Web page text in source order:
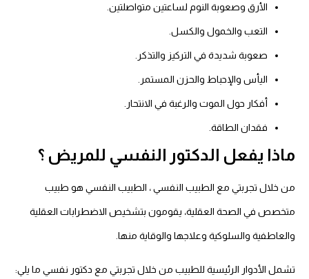
الأرق وصعوبة النوم لساعتين متواصلتين.
التعب والخمول والكسل.
صعوبة شديدة في التركيز والتذكر.
اليأس والإحباط والحزن المستمر.
أفكار حول الموت والرغبة في الانتحار.
فقدان الطاقة.
ماذا يفعل الدكتور النفسي للمريض ؟
من خلال تجربتي مع الطبيب النفسي ، الطبيب النفسي هو طبيب
متخصص في الصحة العقلية، يقومون بتشخيص الاضطرابات العقلية
والعاطفية والسلوكية وعلاجها والوقاية منها.
تشمل الأدوار الرئيسية للطبيب من خلال تجربتي مع دكتور نفسي ما يلي: